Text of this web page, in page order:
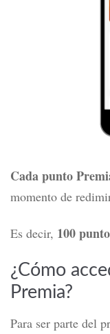
Cada punto
momento de
Es decir, 100
¿Cómo
Premia?
Para ser parte del